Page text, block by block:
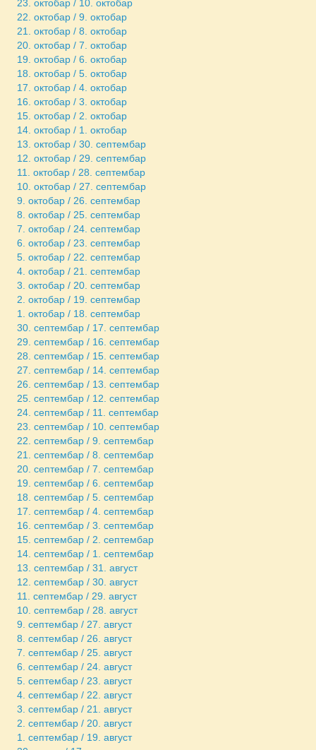
23. октобар / 10. октобар
22. октобар / 9. октобар
21. октобар / 8. октобар
20. октобар / 7. октобар
19. октобар / 6. октобар
18. октобар / 5. октобар
17. октобар / 4. октобар
16. октобар / 3. октобар
15. октобар / 2. октобар
14. октобар / 1. октобар
13. октобар / 30. септембар
12. октобар / 29. септембар
11. октобар / 28. септембар
10. октобар / 27. септембар
9. октобар / 26. септембар
8. октобар / 25. септембар
7. октобар / 24. септембар
6. октобар / 23. септембар
5. октобар / 22. септембар
4. октобар / 21. септембар
3. октобар / 20. септембар
2. октобар / 19. септембар
1. октобар / 18. септембар
30. септембар / 17. септембар
29. септембар / 16. септембар
28. септембар / 15. септембар
27. септембар / 14. септембар
26. септембар / 13. септембар
25. септембар / 12. септембар
24. септембар / 11. септембар
23. септембар / 10. септембар
22. септембар / 9. септембар
21. септембар / 8. септембар
20. септембар / 7. септембар
19. септембар / 6. септембар
18. септембар / 5. септембар
17. септембар / 4. септембар
16. септембар / 3. септембар
15. септембар / 2. септембар
14. септембар / 1. септембар
13. септембар / 31. август
12. септембар / 30. август
11. септембар / 29. август
10. септембар / 28. август
9. септембар / 27. август
8. септембар / 26. август
7. септембар / 25. август
6. септембар / 24. август
5. септембар / 23. август
4. септембар / 22. август
3. септембар / 21. август
2. септембар / 20. август
1. септембар / 19. август